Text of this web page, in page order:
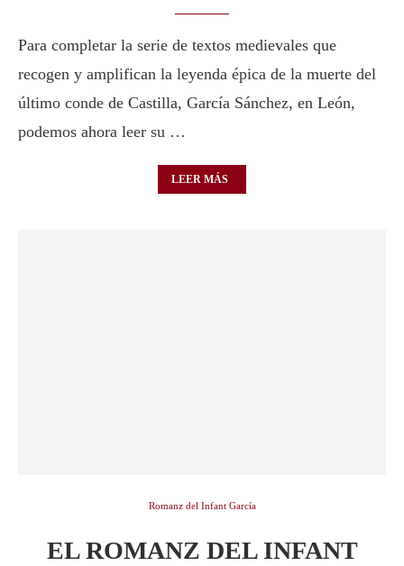
Para completar la serie de textos medievales que
recogen y amplifican la leyenda épica de la muerte del
último conde de Castilla, García Sánchez, en León,
podemos ahora leer su …
LEER MÁS
Romanz del Infant García
EL ROMANZ DEL INFANT